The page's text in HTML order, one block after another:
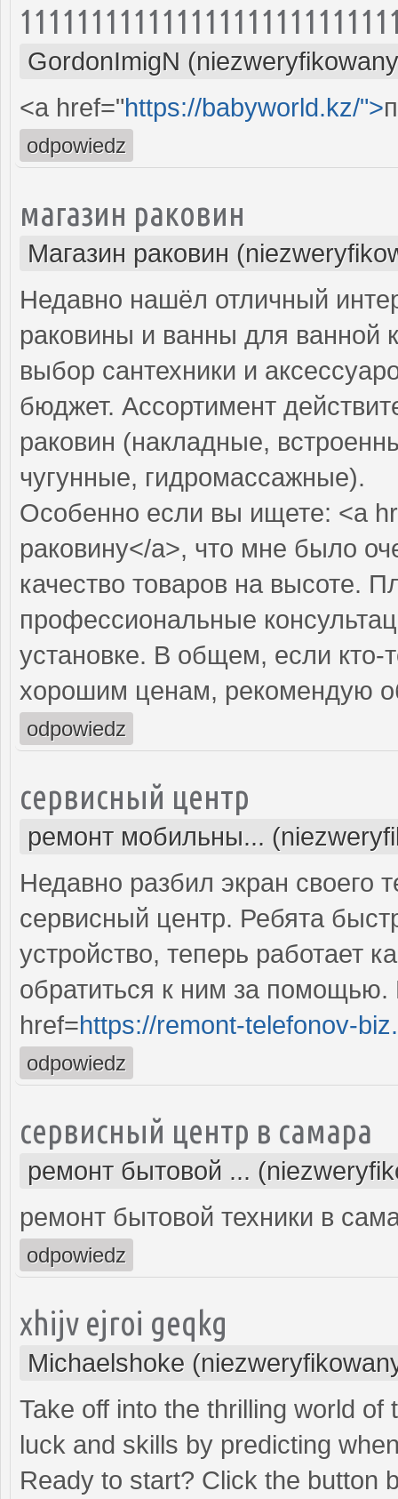
GordonImigN
<a href="https://babyworld.kz/">
odpowiedz
магазин раковин
Магазин раковин
Недавно нашёл отличный
раковины и ванны для ванной
выбор сантехники и
бюджет. Ассортимент
раковин (накладные,
чугунные, гидромассажные).
Особенно если вы ищете: <a
раковину</a>, что мне было
качество товаров на высоте.
профессиональные
установке. В общем, если кто-
хорошим ценам, рекомендую
odpowiedz
сервисный центр
ремонт мобильны...
Недавно разбил экран своего
сервисный центр. Ребята
устройство, теперь работает
обратиться к ним за помощью.
href=https://remont-telefonov-
odpowiedz
сервисный центр в самара
ремонт бытовой ...
ремонт бытовой техники в
odpowiedz
xhijv ejroi geqkg
Michaelshoke
Take off into the thrilling world
luck and skills by predicting
Ready to start? Click the button